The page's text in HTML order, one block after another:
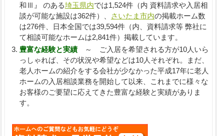
和Ⅲ』 のある埼玉県内では1,524件（内 資料請求や入居相
談が可能な施設は362件）、
さいたま市内の掲載ホーム数
は276件、日本全国では39,594件（内、資料請求等 弊社に
て相談可能なホームは2,841件）掲載しています。
豊富な経験と実績～ ご入居を希望される方が10人いら
っしゃれば、その状況や希望などは10人それぞれ。まだ、
老人ホームの紹介をする会社が少なかった平成17年に老人
ホームの入居相談業務を開始して以来、これまでに様々な
お客様のご要望に応えてきた豊富な経験と実績がありま
す。